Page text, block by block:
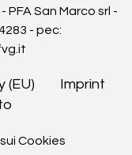
San Marco srl -
- pec:
(EU)
Imprint
Cookies